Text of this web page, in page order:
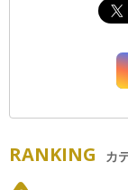
RANKING カ